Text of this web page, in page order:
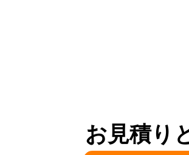
お見積り